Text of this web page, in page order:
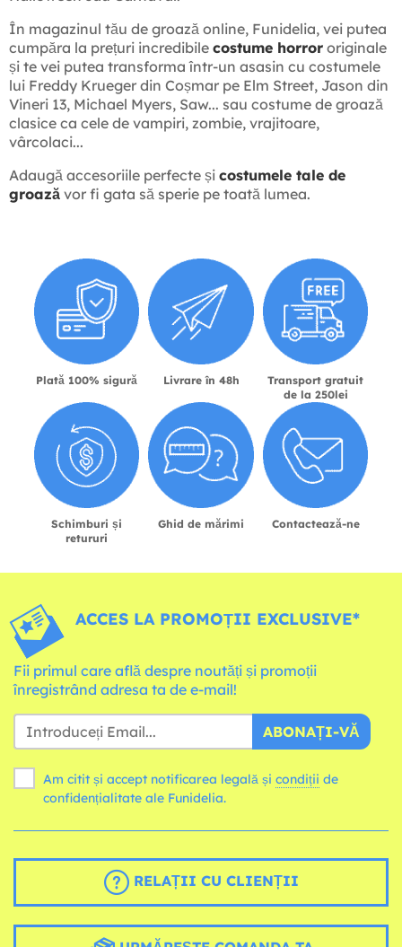
În magazinul tău de groază online, Funidelia, vei putea
cumpăra la prețuri incredibile costume horror originale
și te vei putea transforma într-un asasin cu costumele
lui Freddy Krueger din Coșmar pe Elm Street, Jason din
Vineri 13, Michael Myers, Saw... sau costume de groază
clasice ca cele de vampiri, zombie, vrajitoare,
vârcolaci...
Adaugă accesoriile perfecte și costumele tale de
groază vor fi gata să sperie pe toată lumea.
Plată 100% sigură Livrare în 48h
Transport gratuit
de la 250lei
Schimburi și
retururi
Ghid de mărimi Contactează-ne
ACCES LA PROMOȚII EXCLUSIVE*
Fii primul care află despre noutăți și promoții
înregistrând adresa ta de e-mail!
ABONAȚI-VĂ
Am citit și accept notificarea legală și condiții
confidențialitate ale Funidelia.
RELAȚII CU CLIENȚII